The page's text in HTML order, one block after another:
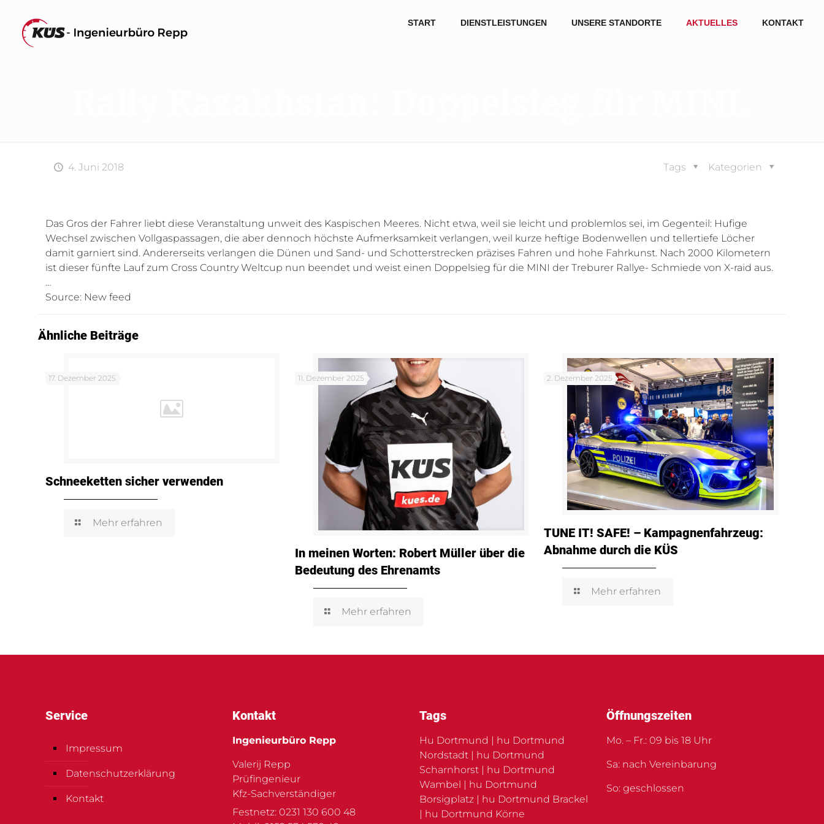
START DIENSTLEISTUNGEN UNSERE STANDORTE AKTUELLES KONTAKT
4. Juni 2018 Kategorien
Tags
Das Gros der Fahrer liebt diese Veranstaltung unweit des Kaspischen Meeres. Nicht etwa, weil sie leicht und problemlos sei, im Gegenteil: Hufige
Wechsel zwischen Vollgaspassagen, die aber dennoch höchste Aufmerksamkeit verlangen, weil kurze heftige Bodenwellen und tellertiefe Löcher
damit garniert sind. Andererseits verlangen die Dünen und Sand- und Schotterstrecken präzises Fahren und hohe Fahrkunst. Nach 2000 Kilometern
ist dieser fünfte Lauf zum Cross Country Weltcup nun beendet und weist einen Doppelsieg für die MINI der Treburer Rallye- Schmiede von X-raid aus.
…
Source: New feed
Ähnliche Beiträge
17. Dezember 2025
Schneeketten sicher verwenden
Mehr erfahren
11. Dezember 2025
In meinen Worten: Robert Müller über die
Bedeutung des Ehrenamts
Mehr erfahren
2. Dezember 2025
TUNE IT! SAFE! – Kampagnenfahrzeug:
Abnahme durch die KÜS
Mehr erfahren
Service
Impressum
Datenschutzerklärung
Kontakt
Kontakt
Ingenieurbüro Repp
Valerij Repp
Prüfingenieur
Kfz-Sachverständiger
Festnetz: 0231 130 600 48
Tags
Hu Dortmund | hu Dortmund
Nordstadt | hu Dortmund
Scharnhorst | hu Dortmund
Wambel | hu Dortmund
Borsigplatz | hu Dortmund Brackel
| hu Dortmund Körne
Öffnungszeiten
Mo. – Fr.: 09 bis 18 Uhr
Sa: nach Vereinbarung
So: geschlossen